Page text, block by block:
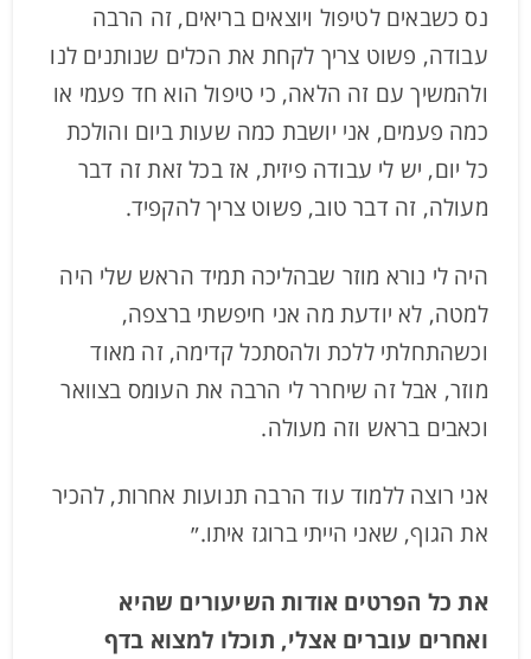
נס כשבאים לטיפול ויוצאים בריאים, זה הרבה
עבודה, פשוט צריך לקחת את הכלים שנותנים לנו
ולהמשיך עם זה הלאה, כי טיפול הוא חד פעמי או
כמה פעמים, אני יושבת כמה שעות ביום והולכת
כל יום, יש לי עבודה פיזית, אז בכל זאת זה דבר
מעולה, זה דבר טוב, פשוט צריך להקפיד.
היה לי נורא מוזר שבהליכה תמיד הראש שלי היה
למטה, לא יודעת מה אני חיפשתי ברצפה,
וכשהתחלתי ללכת ולהסתכל קדימה, זה מאוד
מוזר, אבל זה שיחרר לי הרבה את העומס בצוואר
וכאבים בראש וזה מעולה.
אני רוצה ללמוד עוד הרבה תנועות אחרות, להכיר
את הגוף, שאני הייתי ברוגז איתו.״
את כל הפרטים אודות השיעורים שהיא
ואחרים עוברים אצלי, תוכלו למצוא בדף